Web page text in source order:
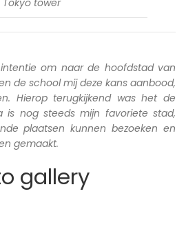
om naar de hoofdstad van
de school mij deze kans aanbood,
Hierop terugkijkend was het de
is nog steeds mijn favoriete stad,
plaatsen kunnen bezoeken en
gemaakt.
gallery